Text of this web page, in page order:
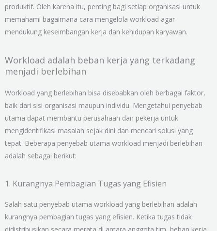
produktif. Oleh karena itu, penting bagi setiap organisasi untuk
memahami bagaimana cara mengelola workload agar
mendukung keseimbangan kerja dan kehidupan karyawan.
Workload adalah beban kerja yang terkadang
menjadi berlebihan
Workload yang berlebihan bisa disebabkan oleh berbagai faktor,
baik dari sisi organisasi maupun individu. Mengetahui penyebab
utama dapat membantu perusahaan dan pekerja untuk
mengidentifikasi masalah sejak dini dan mencari solusi yang
tepat. Beberapa penyebab utama workload menjadi berlebihan
adalah sebagai berikut:
1. Kurangnya Pembagian Tugas yang Efisien
Salah satu penyebab utama workload yang berlebihan adalah
kurangnya pembagian tugas yang efisien. Ketika tugas tidak